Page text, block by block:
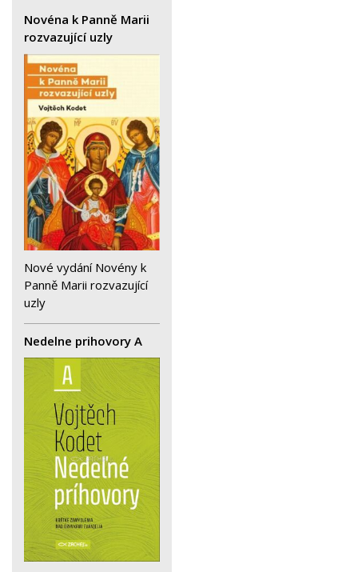
Novéna k Panně Marii
rozvazující uzly
Nové vydání Novény k
Panně Marii rozvazující
uzly
Nedelne prihovory A